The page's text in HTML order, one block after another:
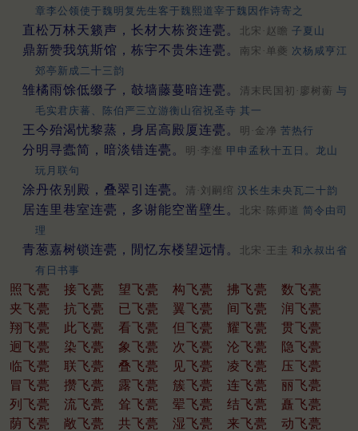
章李公领使于魏明复先生客于魏熙道宰于魏因作诗寄之
直松万林天籁声，长材大栋资连甍。 北宋·赵瞻 子夏山
鼎新赞我筑斯馆，栋宇不贵朱连甍。 南宋·单夔 次杨咸亨江
郊亭新成二十三韵
雏橘雨馀低缀子，攲墙藤蔓暗连甍。 清末民国初·廖树蘅 与
毛实君庆蕃、陈伯严三立游衡山宿祝圣寺 其一
王今殆渴忧黎蒸，身居高殿厦连甍。 明·金净 苦热行
分明寻蠹简，暗淡错连甍。 明·李瀣 甲申孟秋十五日。龙山
玩月联句
涂丹依别殿，叠翠引连甍。 清·刘嗣绾 汉长生未央瓦二十韵
居连里巷室连甍，多谢能空凿壁生。 北宋·陈师道 简令由司
理
青葱嘉树锁连甍，閒忆东楼望远情。 北宋·王圭 和永叔出省
有日书事
照飞甍 接飞甍 望飞甍 构飞甍 拂飞甍
数飞甍
夹飞甍
抗飞甍 已飞甍 翼飞甍 间飞甍
润飞甍
翔飞甍
此飞甍 看飞甍 但飞甍 耀飞甍
贯飞甍
迥飞甍
染飞甍 象飞甍 次飞甍 沦飞甍
隐飞甍
临飞甍
联飞甍 叠飞甍 见飞甍 凌飞甍
压飞甍
冒飞甍
攒飞甍 露飞甍 簇飞甍 连飞甍
丽飞甍
列飞甍
流飞甍 耸飞甍 翚飞甍 结飞甍
矗飞甍
荫飞甍
敞飞甍 共飞甍 湿飞甍 来飞甍
动飞甍